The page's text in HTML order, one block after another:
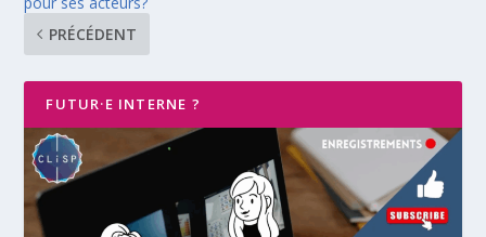
PRÉCÉDENT
FUTUR·E INTERNE ?